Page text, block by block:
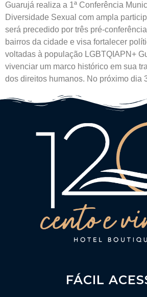
Guarujá realiza a 1ª Conferência
Diversidade Sexual com ampla
será precedido por três pré-
bairros da cidade e visa fortalecer
voltadas à população LGBTQIAPN+
vivenciar um marco histórico em sua
dos direitos humanos. No próximo dia
FÁCIL